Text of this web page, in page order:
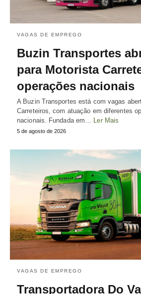
VAGAS DE EMPREGO
Buzin Transportes
para Motorista
operações nacionais
A Buzin Transportes está com vagas
Carreteiros, com atuação em diferentes
nacionais. Fundada em… Ler Mais
5 de agosto de 2026
VAGAS DE EMPREGO
Transportadora Do